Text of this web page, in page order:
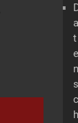
a
t
e
n
s
c
h